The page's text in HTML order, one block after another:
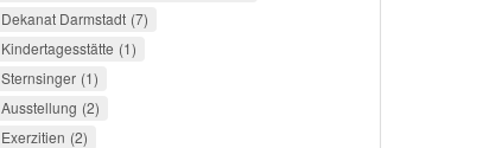
Dekanat Darmstadt 7
Kindertagesstätte 1
Sternsinger 1
Ausstellung 2
Exerzitien 2